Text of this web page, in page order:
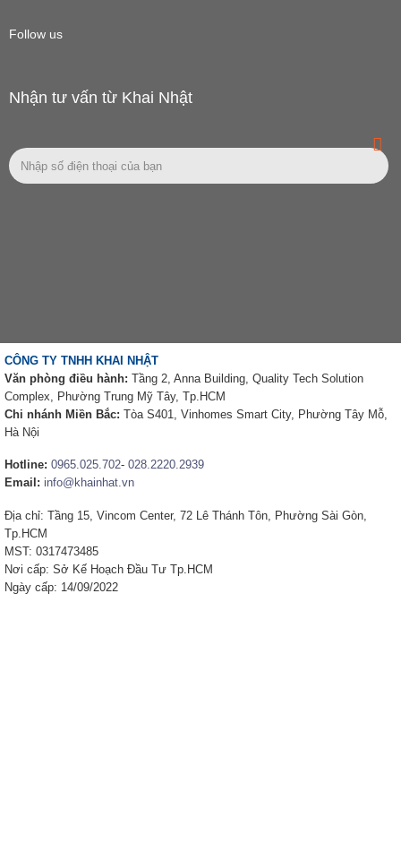
Follow us
Nhận tư vấn từ Khai Nhật
CÔNG TY TNHH KHAI NHẬT
Văn phòng điều hành: Tầng 2, Anna Building, Quality Tech Solution
Complex, Phường Trung Mỹ Tây, Tp.HCM
Chi nhánh Miền Bắc: Tòa S401, Vinhomes Smart City, Phường Tây Mỗ,
Hà Nội
Hotline: 0965.025.702- 028.2220.2939
Email: info@khainhat.vn
Địa chỉ: Tầng 15, Vincom Center, 72 Lê Thánh Tôn, Phường Sài Gòn,
Tp.HCM
MST: 0317473485
Nơi cấp: Sở Kế Hoạch Đầu Tư Tp.HCM
Ngày cấp: 14/09/2022